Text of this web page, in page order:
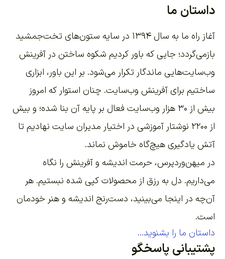
داستان ما
آغاز راه ما به سال ۱۳۹۴ در سایه ستون‌های تخت‌جمشید
بازمی‌گردد؛ جایی که باور کردیم شکوه ساختن در آفرینش
وب‌سایت‌هایی ماندگار تکرار می‌شود. بر این باور، ابزاری
ساختیم برای آفرینش وب‌سایت. چنان استوار که امروز
بیش از ۳۰ هزار وب‌سایت فعال بر پایه آن بنا شده؛ و بیش
از ۲۲۰۰
نوشتار آموزشی در اختیار مدیران سایت نهادیم تا
آتش یادگیری هیچ‌گاه خاموش نماند.
در میهن‌وردپرس، حرمت اندیشه و آفرینش را نگاه
می‌داریم. دل به رزق از محصولات کپی شده نبستیم. هر
آن‌چه در اینجا می‌بینید، دست‌رنج اندیشه و هنر خودمان
است.
داستان ما را بشنوید...
پشتیبانی پاسخگو